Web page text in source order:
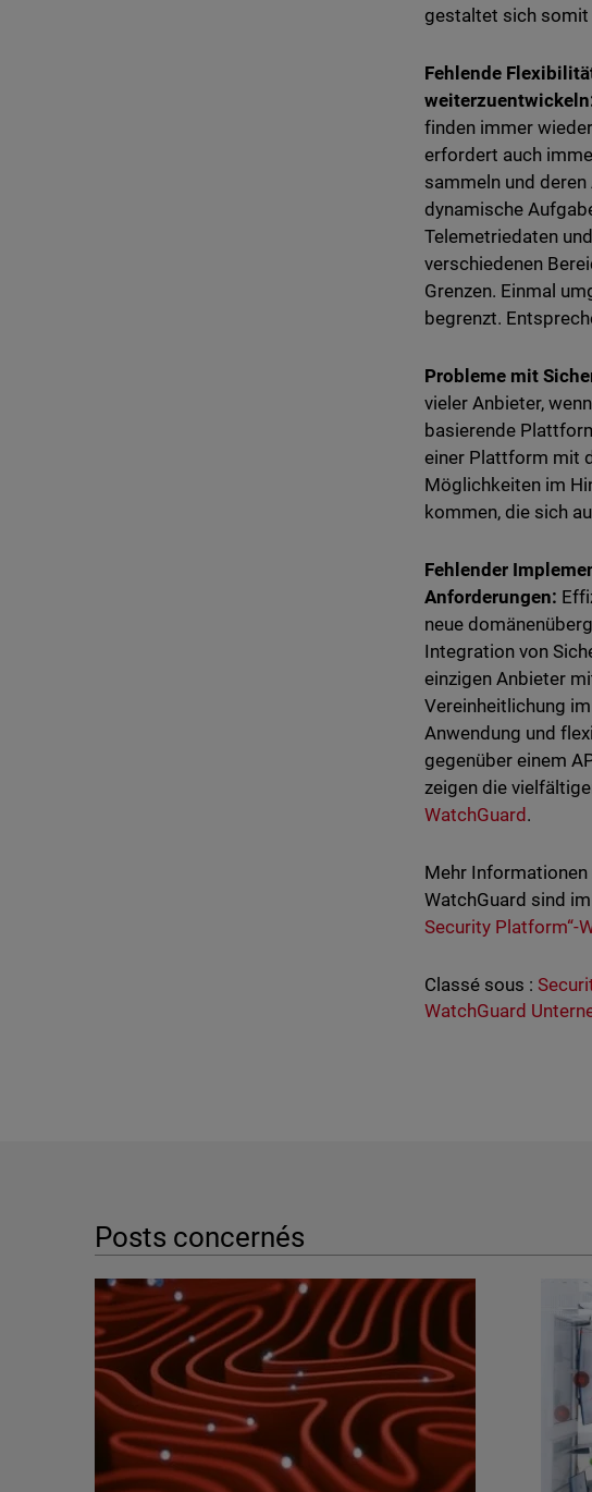
gestaltet sich
Fehlende
finden immer
erfordert auch
sammeln und
dynamische
Telemetriedaten
verschiedenen
Grenzen. Einmal
begrenzt.
Probleme mit
vieler Anbieter,
basierende
einer Plattform mit
Möglichkeiten im
kommen, die sich
Fehlender
Anforderungen:
neue
Integration von
einzigen Anbieter
Vereinheitlichung
Anwendung und
gegenüber einem
zeigen die
WatchGuard .
Mehr
WatchGuard sind im
Security Platform“-
Classé sous :
WatchGuard
Posts concernés